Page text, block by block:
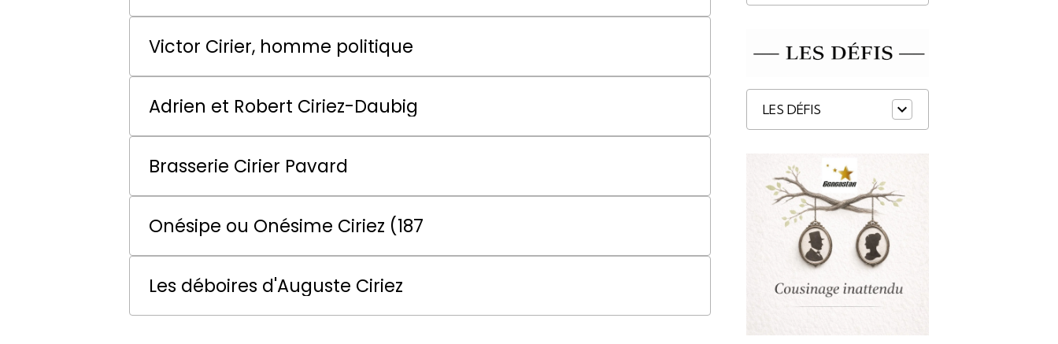
Victor Cirier, homme politique
Adrien et Robert Ciriez-Daubig
Brasserie Cirier Pavard
Onésipe ou Onésime Ciriez (187
Les déboires d'Auguste Ciriez
LES DÉFIS